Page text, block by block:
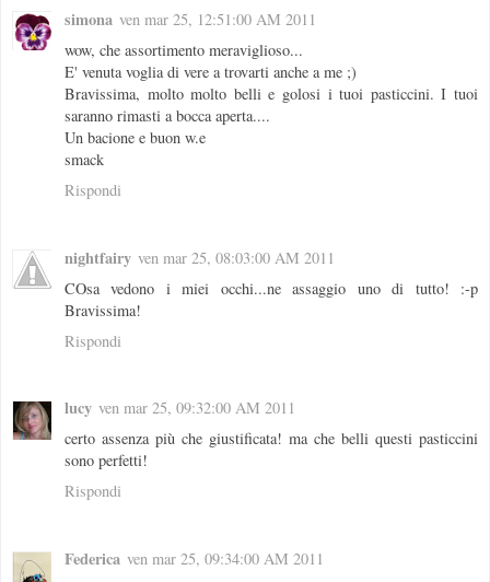
simona ven mar 25, 12:51:00 AM 2011
wow, che assortimento meraviglioso...
E' venuta voglia di vere a trovarti anche a me ;)
Bravissima, molto molto belli e golosi i tuoi pasticcini. I tuoi
saranno rimasti a bocca aperta....
Un bacione e buon w.e
smack
Rispondi
nightfairy ven mar 25, 08:03:00 AM 2011
COsa vedono i miei occhi...ne assaggio uno di tutto! :-p
Bravissima!
Rispondi
lucy ven mar 25, 09:32:00 AM 2011
certo assenza più che giustificata! ma che belli questi pasticcini
sono perfetti!
Rispondi
Federica ven mar 25, 09:34:00 AM 2011